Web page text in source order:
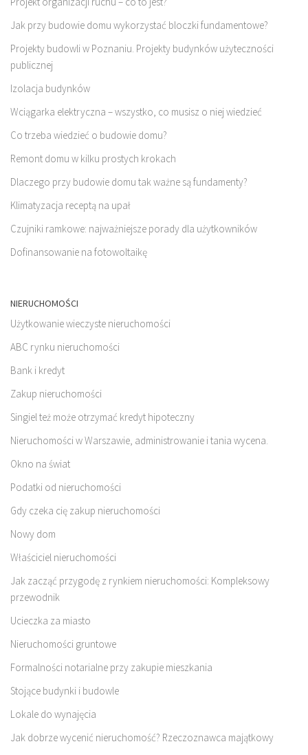
Jak przy budowie domu wykorzystać bloczki fundamentowe?
Projekty budowli w Poznaniu. Projekty budynków użyteczności
publicznej
Izolacja budynków
Wciągarka elektryczna – wszystko, co musisz o niej wiedzieć
Co trzeba wiedzieć o budowie domu?
Remont domu w kilku prostych krokach
Dlaczego przy budowie domu tak ważne są fundamenty?
Klimatyzacja receptą na upał
Czujniki ramkowe: najważniejsze porady dla użytkowników
Dofinansowanie na fotowoltaikę
NIERUCHOMOŚCI
Użytkowanie wieczyste nieruchomości
ABC rynku nieruchomości
Bank i kredyt
Zakup nieruchomości
Singiel też może otrzymać kredyt hipoteczny
Nieruchomości w Warszawie, administrowanie i tania wycena.
Okno na świat
Podatki od nieruchomości
Gdy czeka cię zakup nieruchomości
Nowy dom
Właściciel nieruchomości
Jak zacząć przygodę z rynkiem nieruchomości: Kompleksowy
przewodnik
Ucieczka za miasto
Nieruchomości gruntowe
Formalności notarialne przy zakupie mieszkania
Stojące budynki i budowle
Lokale do wynajęcia
Jak dobrze wycenić nieruchomość? Rzeczoznawca majątkowy